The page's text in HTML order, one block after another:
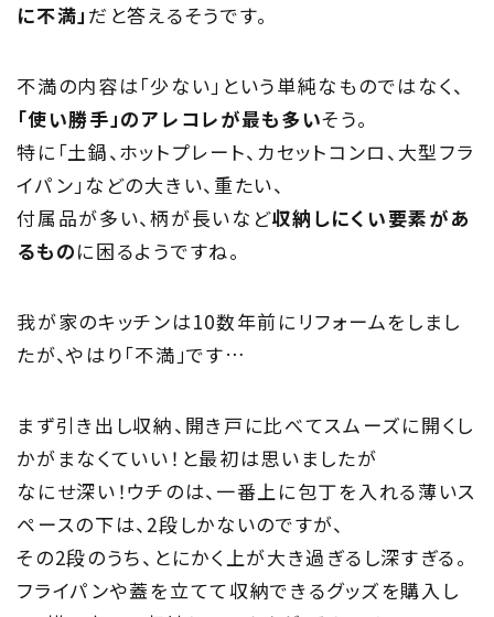
TOP
About
住まい夢ネットとは
Concept
ウッド・コミュ二ケーション
Philosophy
Members
住まい夢ネット加盟工務店
Project
私たちの取り組み
に不満」 だと答えるそうです。
不満の内容は「少ない」という単純なものではなく、
「使い勝手」のアレコレが最も多いそう。
特に「土鍋、ホットプレート、カセットコンロ、大型フラ
イパン」などの大きい、重たい、
付属品が多い、柄が長いなど収納しにくい要素があ
るものに困るようですね。
我が家のキッチンは10数年前にリフォームをしまし
たが、やはり「不満」です…
まず引き出し収納、開き戸に比べてスムーズに開くし
かがまなくていい！と最初は思いましたが
なにせ深い！ウチのは、一番上に包丁を入れる薄いス
ペースの下は、2段しかないのですが、
その2段のうち、とにかく上が大き過ぎるし深すぎる。
フライパンや蓋を立てて収納できるグッズを購入し